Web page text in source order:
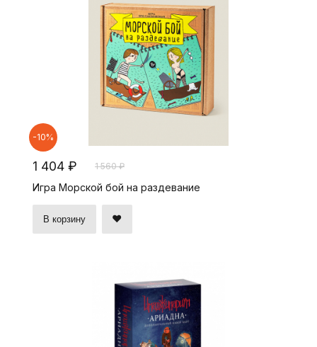
-10%
1 404 ₽ 1 560 ₽
Игра Морской бой на раздевание
В корзину